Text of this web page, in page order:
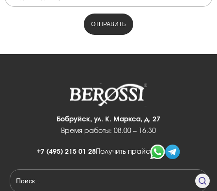
Бобруйск, ул. К. Маркса, д. 27
Время работы: 08.00 – 16.30
+7 (495) 215 01 28 Получить прайс